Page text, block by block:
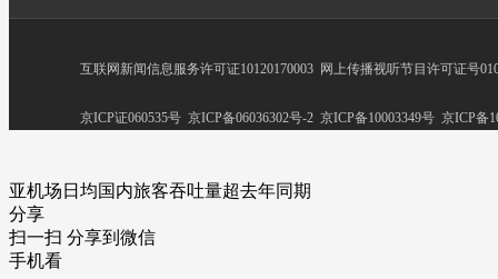
互联网新闻信息服务许可证10120170003 网上传播视听节目许可证号
京ICP证060535号 京ICP备06036302号-2 京ICP备10003349号 京ICP备
亚机场日均国内旅客吞吐量超去年同期
分享
扫一扫 分享到微信
手机看